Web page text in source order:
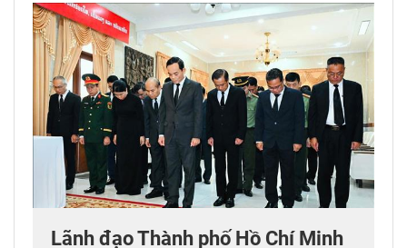
Lãnh đạo Thành phố Hồ Chí Minh